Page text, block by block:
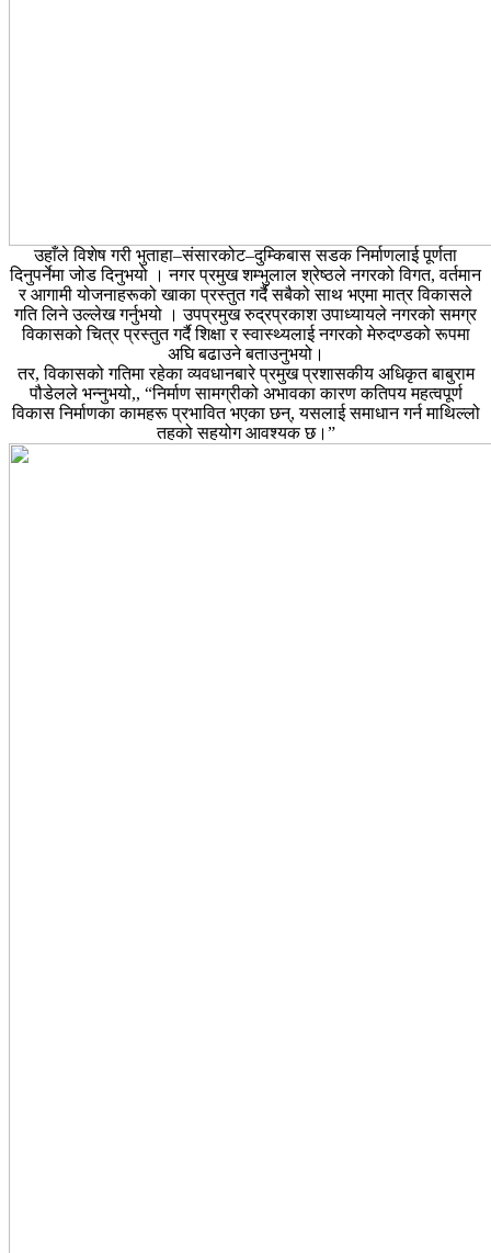
उहाँले विशेष गरी भुताहा–संसारकोट–दुम्किबास सडक निर्माणलाई पूर्णता
दिनुपर्नेमा जोड दिनुभयो । नगर प्रमुख शम्भुलाल श्रेष्ठले नगरको विगत, वर्तमान
र आगामी योजनाहरूको खाका प्रस्तुत गर्दै सबैको साथ भएमा मात्र विकासले
गति लिने उल्लेख गर्नुभयो । उपप्रमुख रुद्रप्रकाश उपाध्यायले नगरको समग्र
विकासको चित्र प्रस्तुत गर्दै शिक्षा र स्वास्थ्यलाई नगरको मेरुदण्डको रूपमा
अघि बढाउने बताउनुभयो।
तर, विकासको गतिमा रहेका व्यवधानबारे प्रमुख प्रशासकीय अधिकृत बाबुराम
पौडेलले भन्नुभयो,, “निर्माण सामग्रीको अभावका कारण कतिपय महत्वपूर्ण
विकास निर्माणका कामहरू प्रभावित भएका छन्, यसलाई समाधान गर्न माथिल्लो
तहको सहयोग आवश्यक छ।”